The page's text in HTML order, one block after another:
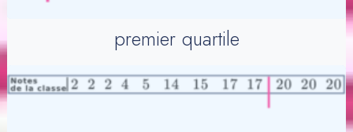
premier quartile